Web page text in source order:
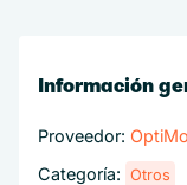
Información
Proveedor:
Categoría: Otros